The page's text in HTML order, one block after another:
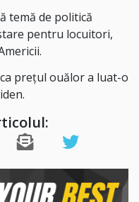
temă de politică
pentru locuitori,
prețul ouălor a luat-o